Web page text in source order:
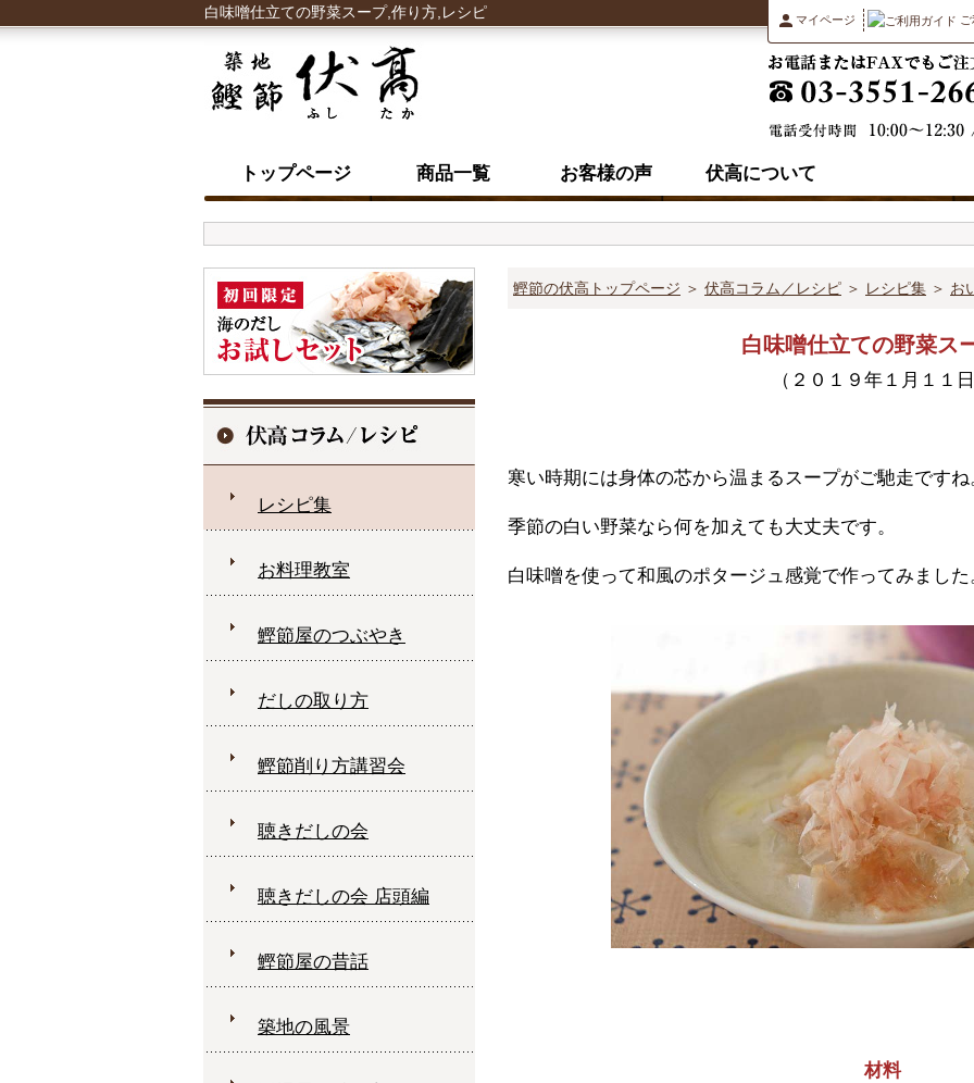
白味噌仕立ての野菜スープ,作り方,レシピ マイページ
トップページ 商品一覧 お客様の声 伏高について
鰹節の伏高トップページ ＞ 伏高コラム／レシピ ＞ レシピ集 ＞ お
白味噌仕立ての野菜
（２０１９年１月１１
寒い時期には身体の芯から温まるスープがご馳走ですね
季節の白い野菜なら何を加えても大丈夫です。
白味噌を使って和風のポタージュ感覚で作ってみました
材料
レシピ集
お料理教室
鰹節屋のつぶやき
だしの取り方
鰹節削り方講習会
聴きだしの会
聴きだしの会 店頭編
鰹節屋の昔話
築地の風景